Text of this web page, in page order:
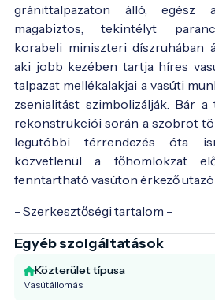
gránittalpazaton álló, egész
magabiztos, tekintélyt
korabeli miniszteri díszruhában
aki jobb kezében tartja híres
talpazat mellékalakjai a vasúti
zsenialitást szimbolizálják. Bár
rekonstrukciói során a szobrot
legutóbbi térrendezés óta
közvetlenül a főhomlokzat
fenntartható vasúton érkező
- Szerkesztőségi tartalom -
Egyéb szolgáltatások
Közterület típusa
Vasútállomás